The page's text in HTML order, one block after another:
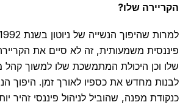
שלו?
למרות שהיפוך הנשייה של
משמעותית, זה לא סיים את הקריירה שלו.
וכן היכולת המתמשכת שלו למשוך קהל
מחדש את כספיו לאורך זמן. היפוך הנשייה
מפנה, שהוביל לניהול פיננסי זהיר יותר